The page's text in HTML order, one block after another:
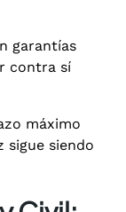
garantías
contra sí
máximo
sigue siendo